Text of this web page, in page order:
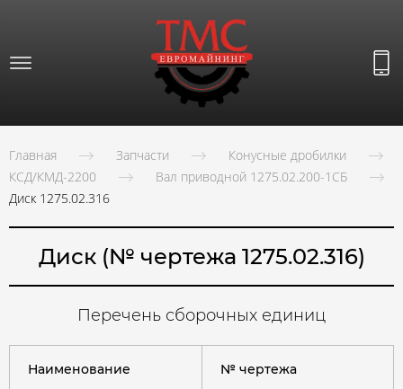
Главная Запчасти
Конусные дробилки
КСД/КМД-2200
Вал приводной 1275.02.200-1СБ
Диск 1275.02.316
Диск (№ чертежа 1275.02.316)
Перечень сборочных единиц
Наименование № чертежа